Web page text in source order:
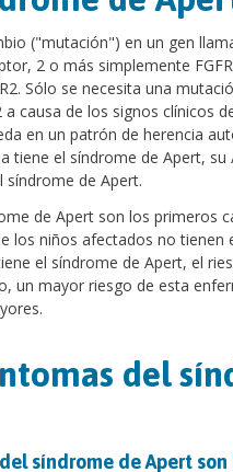
("mutación") en un gen
2 o más simplemente
Sólo se necesita una
causa de los signos clínicos
en un patrón de herencia
tiene el síndrome de Apert, su
síndrome de Apert.
de Apert son los primeros
los niños afectados no tienen
el síndrome de Apert, el
un mayor riesgo de esta
del
síndrome de Apert son